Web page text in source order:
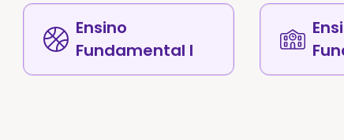
Ensino
Fundamental I